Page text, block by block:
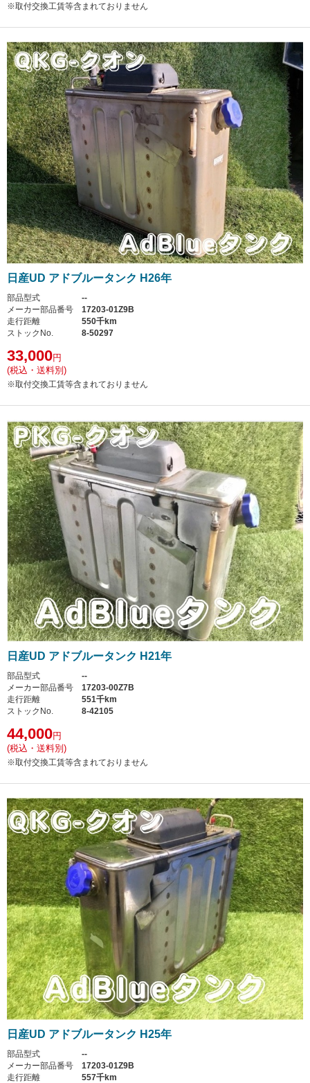
※取付交換工賃等含まれておりません
日産UD アドブルータンク H26年
部品型式
--
メーカー部品番号
17203-01Z9B
走行距離
550千km
ストックNo.
8-50297
33,000円
(税込・送料別)
※取付交換工賃等含まれておりません
日産UD アドブルータンク H21年
部品型式
--
メーカー部品番号
17203-00Z7B
走行距離
551千km
ストックNo.
8-42105
44,000円
(税込・送料別)
※取付交換工賃等含まれておりません
日産UD アドブルータンク H25年
部品型式
--
メーカー部品番号
17203-01Z9B
走行距離
557千km